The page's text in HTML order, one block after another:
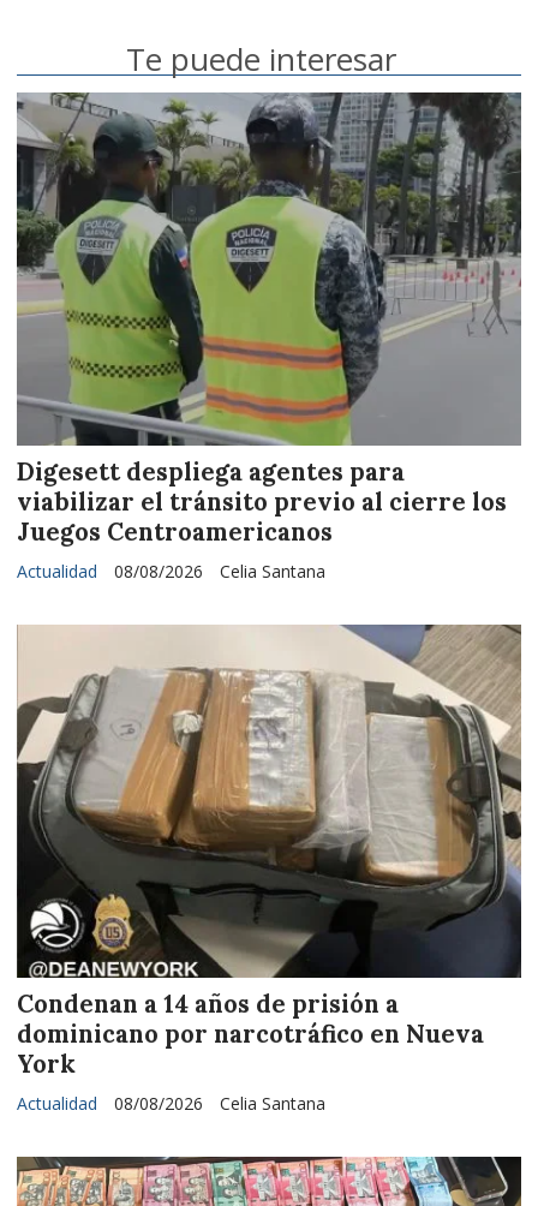
Te puede interesar
Digesett despliega agentes para
viabilizar el tránsito previo al cierre los
Juegos Centroamericanos
Celia Santana
Actualidad 08/08/2026
Condenan a 14 años de prisión a
dominicano por narcotráfico en Nueva
York
Celia Santana
Actualidad 08/08/2026